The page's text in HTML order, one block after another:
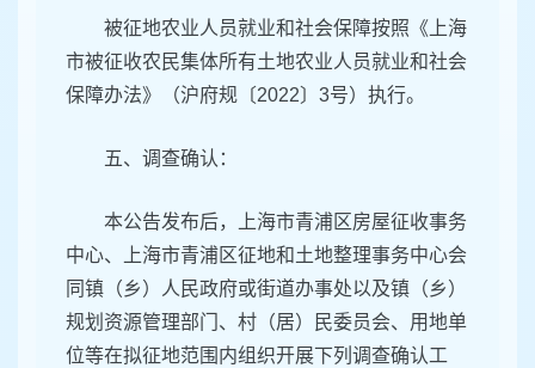
被征地农业人员就业和社会保障按照《上海
市被征收农民集体所有土地农业人员就业和社会
保障办法》（沪府规〔2022〕3号）执行。
五、调查确认：
本公告发布后，上海市青浦区房屋征收事务
中心、上海市青浦区征地和土地整理事务中心会
同镇（乡）人民政府或街道办事处以及镇（乡）
规划资源管理部门、村（居）民委员会、用地单
位等在拟征地范围内组织开展下列调查确认工